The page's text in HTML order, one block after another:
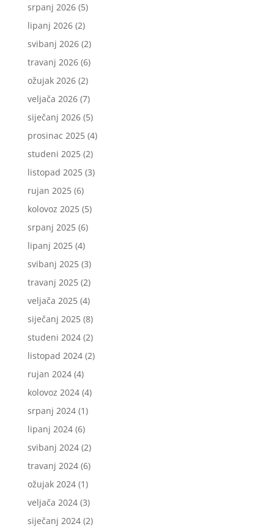
srpanj 2026(5)
lipanj 2026(2)
svibanj 2026(2)
travanj 2026(6)
ožujak 2026(2)
veljača 2026(7)
siječanj 2026(5)
prosinac 2025(4)
studeni 2025(2)
listopad 2025(3)
rujan 2025(6)
kolovoz 2025(5)
srpanj 2025(6)
lipanj 2025(4)
svibanj 2025(3)
travanj 2025(2)
veljača 2025(4)
siječanj 2025(8)
studeni 2024(2)
listopad 2024(2)
rujan 2024(4)
kolovoz 2024(4)
srpanj 2024(1)
lipanj 2024(6)
svibanj 2024(2)
travanj 2024(6)
ožujak 2024(1)
veljača 2024(3)
siječanj 2024(2)